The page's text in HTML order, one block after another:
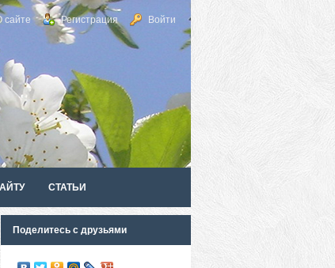
сайте Регистрация Войти
СТАТЬИ
Поделитесь с друзьями